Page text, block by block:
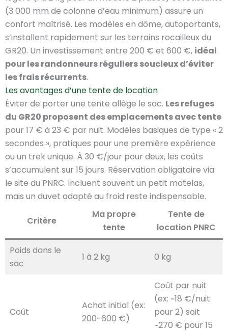
(3 000 mm de colonne d’eau minimum) assure un
confort maîtrisé. Les modèles en dôme, autoportants,
s’installent rapidement sur les terrains rocailleux du
GR20. Un investissement entre 200 € et 600 €, idéal
pour les randonneurs réguliers soucieux d’éviter
les frais récurrents.
Les avantages d’une tente de location
Éviter de porter une tente allège le sac. Les refuges
du GR20 proposent des emplacements avec tente
pour 17 € à 23 € par nuit. Modèles basiques de type « 2
secondes », pratiques pour une première expérience
ou un trek unique. À 30 €/jour pour deux, les coûts
s’accumulent sur 15 jours. Réservation obligatoire via
le site du PNRC. Incluent souvent un petit matelas,
mais un duvet adapté au froid reste indispensable.
Critère
Ma propre
tente
Tente de
location PNRC
Poids dans le
sac
1 à 2 kg 0 kg
Coût
Achat initial (ex:
200-600 €)
Coût par nuit
(ex: ~18 €/nuit
pour 2) soit
~270 € pour 15